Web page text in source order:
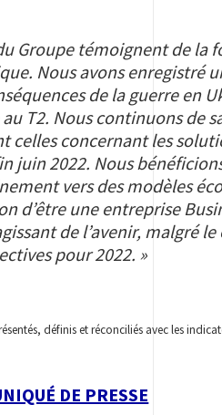
Groupe témoignent de
Nous avons enregistré
de la guerre en
T2. Nous continuons de
celles concernant les
juin 2022. Nous
vers des modèles
d’être une entreprise
de l’avenir,
pour 2022. »
définis et réconciliés avec les
DE PRESSE